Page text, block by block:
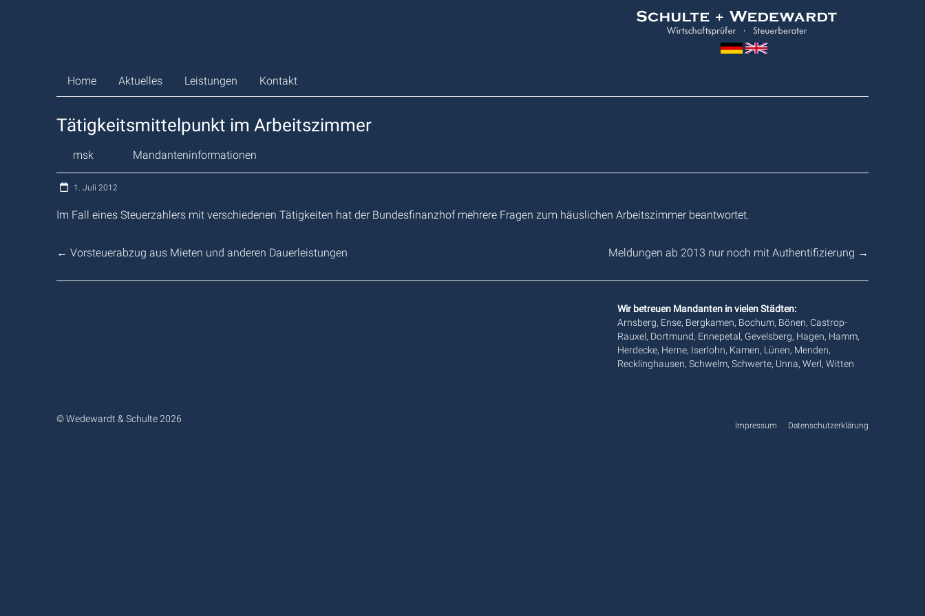
Home Aktuelles Leistungen Kontakt
Tätigkeitsmittelpunkt im Arbeitszimmer
msk Mandanteninformationen
1. Juli 2012
Im Fall eines Steuerzahlers mit verschiedenen Tätigkeiten hat der Bundesfinanzhof mehrere Fragen zum häuslichen Arbeitszimmer beantwortet.
← Vorsteuerabzug aus Mieten und anderen Dauerleistungen Meldungen ab 2013 nur noch mit Authentifizierung →
Wir betreuen Mandanten in vielen Städten:
Arnsberg, Ense, Bergkamen, Bochum, Bönen, Castrop-
Rauxel, Dortmund, Ennepetal, Gevelsberg, Hagen, Hamm,
Herdecke, Herne, Iserlohn, Kamen, Lünen, Menden,
Recklinghausen, Schwelm, Schwerte, Unna, Werl, Witten
© Wedewardt & Schulte 2026
Impressum Datenschutzerklärung